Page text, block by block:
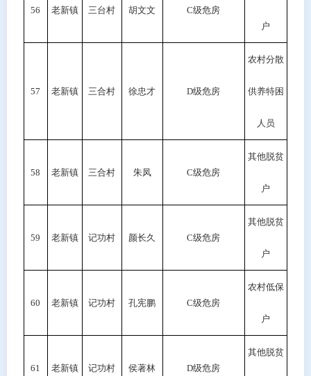
56 老新镇 三台村 胡文文 C级危房
户
57 老新镇 三合村 徐忠才 D级危房
农村分散
供养特困
人员
58 老新镇 三合村 朱凤 C级危房
其他脱贫
户
59 老新镇 记功村 颜长久 C级危房
其他脱贫
户
60 老新镇 记功村 孔宪鹏 C级危房
农村低保
户
61 老新镇 记功村 侯著林 D级危房
其他脱贫